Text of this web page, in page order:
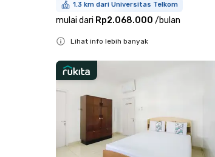
1.3 km dari Universitas Telkom
mulai dari Rp2.068.000 /bulan
Lihat info lebih banyak